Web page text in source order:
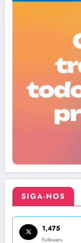
SIGA-NOS
1,475
Followers